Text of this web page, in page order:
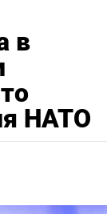
в
НАТО